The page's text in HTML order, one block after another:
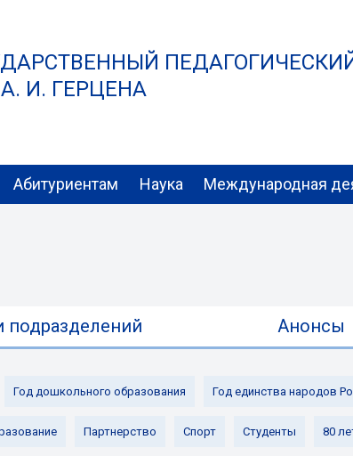
И. ГЕРЦЕНА
Абитуриентам Наука Международная
подразделений Анонсы
Год дошкольного образования Год единства народов
Партнерство Спорт Студенты 80